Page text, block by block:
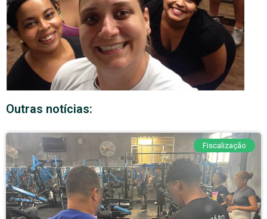
Outras notícias:
Fiscalização